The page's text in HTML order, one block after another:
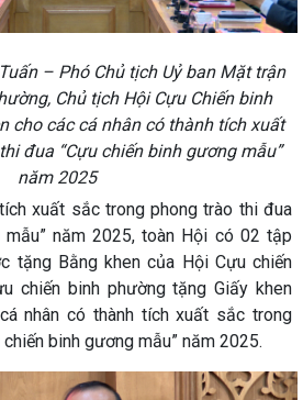
– Phó Chủ tịch Uỷ ban Mặt trận
Chủ tịch Hội Cựu Chiến binh
cho các cá nhân có thành tích xuất
đua “Cựu chiến binh gương mẫu”
năm 2025
sắc trong phong trào thi đua
mẫu” năm 2025, toàn Hội có 02 tập
tặng Bằng khen của Hội Cựu chiến
chiến binh phường tặng Giấy khen
nhân có thành tích xuất sắc trong
binh gương mẫu” năm 2025.